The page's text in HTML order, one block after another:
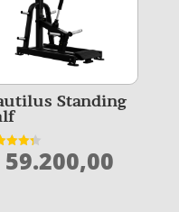
Standing
59.200,00